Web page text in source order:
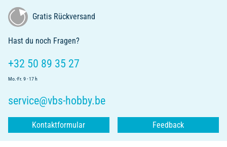
Gratis Rückversand
Hast du noch Fragen?
+32 50 89 35 27
Mo.-Fr. 9 - 17 h
service@vbs-hobby.be
Kontaktformular Feedback